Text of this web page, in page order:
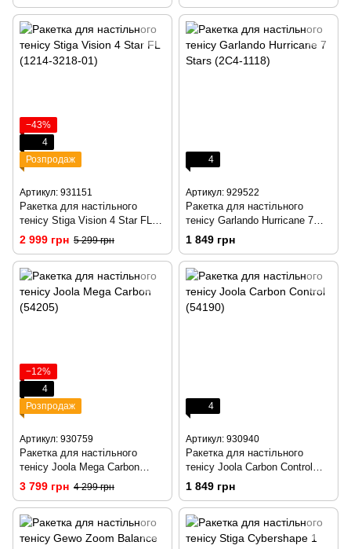
−43%
4
Розпродаж
Артикул: 931151
Ракетка для настільного
тенісу Stiga Vision 4 Star FL
(1214-3218-01)
2 999 грн 5 299 грн
4
Артикул: 929522
Ракетка для настільного
тенісу Garlando Hurricane 7
Stars (2C4-1118)
1 849 грн
−12%
4
Розпродаж
Артикул: 930759
Ракетка для настільного
тенісу Joola Mega Carbon
(54205)
3 799 грн 4 299 грн
4
Артикул: 930940
Ракетка для настільного
тенісу Joola Carbon Control
(54190)
1 849 грн